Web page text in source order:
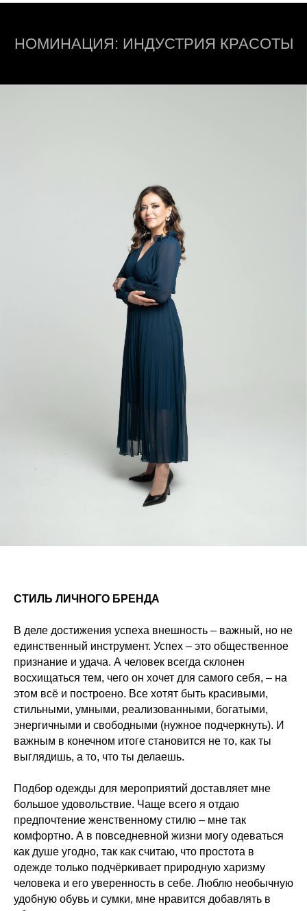
НОМИНАЦИЯ: ИНДУСТРИЯ КРАСОТЫ
СТИЛЬ ЛИЧНОГО БРЕНДА
В деле достижения успеха внешность – важный, но не
единственный инструмент. Успех – это общественное
признание и удача. А человек всегда склонен
восхищаться тем, чего он хочет для самого себя, – на
этом всё и построено. Все хотят быть красивыми,
стильными, умными, реализованными, богатыми,
энергичными и свободными (нужное подчеркнуть). И
важным в конечном итоге становится не то, как ты
выглядишь, а то, что ты делаешь.
Подбор одежды для мероприятий доставляет мне
большое удовольствие. Чаще всего я отдаю
предпочтение женственному стилю – мне так
комфортно. А в повседневной жизни могу одеваться
как душе угодно, так как считаю, что простота в
одежде только подчёркивает природную харизму
человека и его уверенность в себе. Люблю необычную
удобную обувь и сумки, мне нравится добавлять в